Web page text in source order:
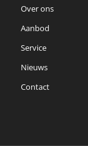
Over ons
Aanbod
Service
Nieuws
Contact